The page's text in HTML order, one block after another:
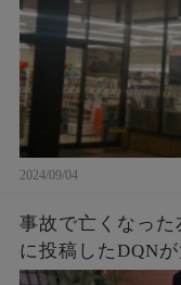
2024/09/04
事故で亡くなっ
に投稿したDQN